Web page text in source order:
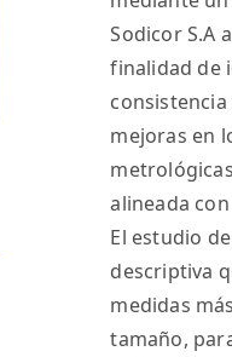
Sodicor S.A
finalidad de
mejoras en
alineada
El estudio
descriptiva
medidas
tamaño,